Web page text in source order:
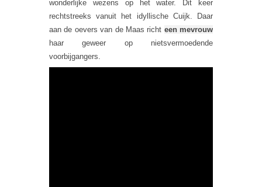
wonderlijke wezens op het water. Dit keer
rechtstreeks vanuit het idyllische Cuijk. Daar
aan de oevers van de Maas richt een mevrouw
haar geweer op nietsvermoedende
voorbijgangers.